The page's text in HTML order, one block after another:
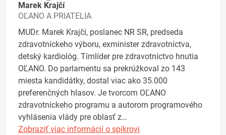
Marek Krajčí
OĽANO A PRIATELIA
MUDr. Marek Krajčí, poslanec NR SR, predseda
zdravotníckeho výboru, exminister zdravotníctva,
detský kardiológ. Tímlíder pre zdravotníctvo hnutia
OĽANO. Do parlamentu sa prekrúžkoval zo 143
miesta kandidátky, dostal viac ako 35.000
preferenčných hlasov. Je tvorcom OĽANO
zdravotníckeho programu a autorom programového
vyhlásenia vlády pre oblasť z…
Zobraziť viac informácií o spíkrovi